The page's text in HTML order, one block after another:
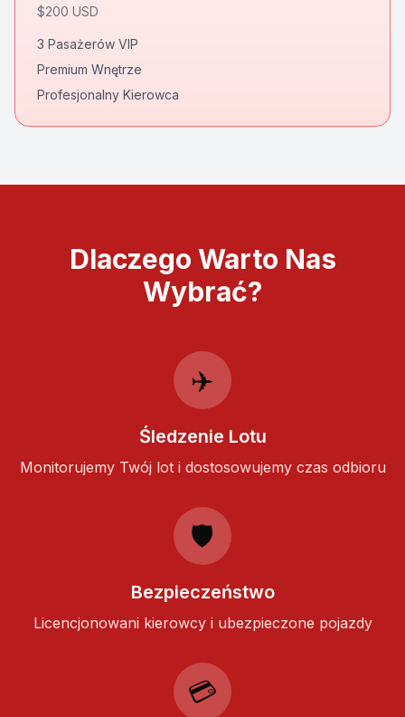
$200 USD
3 Pasażerów VIP
Premium Wnętrze
Profesjonalny Kierowca
Dlaczego Warto Nas
Wybrać?
✈️
Śledzenie Lotu
Monitorujemy Twój lot i dostosowujemy czas odbioru
🛡️
Bezpieczeństwo
Licencjonowani kierowcy i ubezpieczone pojazdy
💳